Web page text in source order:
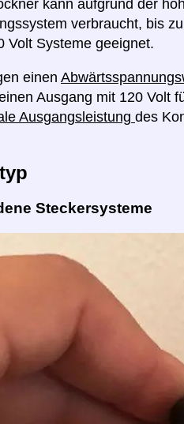
kann aufgrund der
verbraucht, bis
Volt Systeme geeignet.
einen
Ausgang mit 120 Volt
Ausgangsleistung des
Steckersysteme